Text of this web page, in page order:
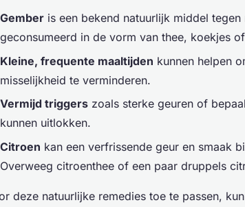
Gember is een bekend natuurlijk middel
geconsumeerd in de vorm van thee, koekjes
Kleine, frequente maaltijden kunnen helpen
misselijkheid te verminderen.
Vermijd triggers zoals sterke geuren of
kunnen uitlokken.
Citroen kan een verfrissende geur en smaak
Overweeg citroenthee of een paar druppels
deze natuurlijke remedies toe te passen,